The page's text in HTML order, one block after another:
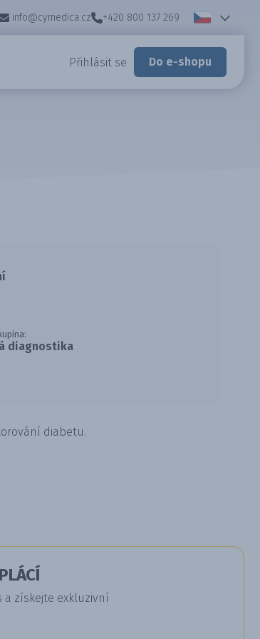
info@cymedica.cz +420 800 137 269
Přihlásit se Do e-shopu
diagnostika
diabetu.
a získejte exkluzivní